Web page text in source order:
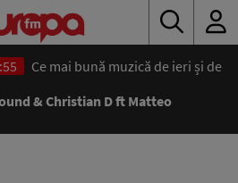
Ce mai bună muzică de ieri și de
& Christian D ft Matteo